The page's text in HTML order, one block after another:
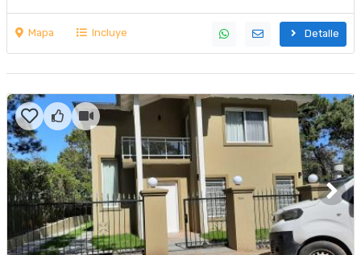
Mapa Incluye Detalle